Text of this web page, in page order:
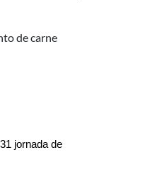
de carne
jornada de